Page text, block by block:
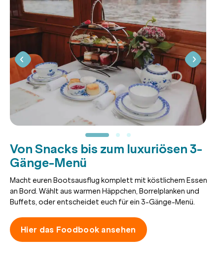
Von Snacks bis zum luxuriösen 3-
Gänge-Menü
Macht euren Bootsausflug komplett mit köstlichem Essen
an Bord. Wählt aus warmen Häppchen, Borrelplanken und
Buffets, oder entscheidet euch für ein 3-Gänge-Menü.
Hier das Foodbook ansehen